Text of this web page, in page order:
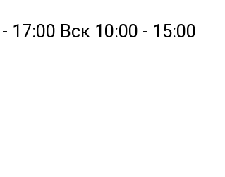
17:00 Вск 10:00 - 15:00